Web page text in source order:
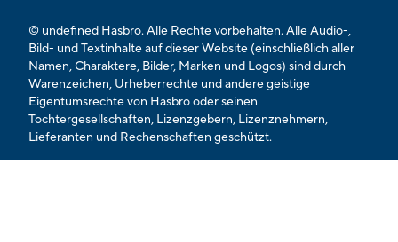
© undefined Hasbro. Alle Rechte vorbehalten. Alle Audio-,
Bild- und Textinhalte auf dieser Website (einschließlich aller
Namen, Charaktere, Bilder, Marken und Logos) sind durch
Warenzeichen, Urheberrechte und andere geistige
Eigentumsrechte von Hasbro oder seinen
Tochtergesellschaften, Lizenzgebern, Lizenznehmern,
Lieferanten und Rechenschaften geschützt.